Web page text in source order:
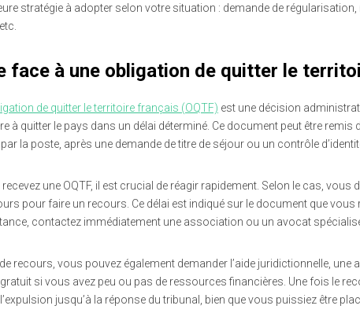
stratégie à adopter selon votre situation : demande de
face à une obligation de quitter le
de quitter le territoire français (OQTF) est une décision
à quitter le pays dans un délai déterminé. Ce document peut être remis
la poste, après une demande de titre de séjour ou un contrôle
une OQTF, il est crucial de réagir rapidement. Selon le cas, vous
pour faire un recours. Ce délai est indiqué sur le document que vous
contactez immédiatement une association ou un avocat
recours, vous pouvez également demander l’aide juridictionnelle, une
si vous avez peu ou pas de ressources financières. Une fois le
l’expulsion jusqu’à la réponse du tribunal, bien que vous puissiez être